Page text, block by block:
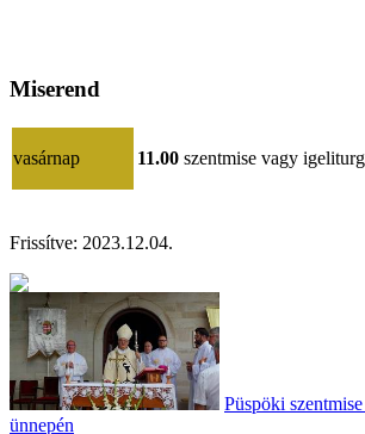
Miserend
vasárnap 11.00 szentmise vagy
Frissítve: 2023.12.04.
Püspöki
ünnepén